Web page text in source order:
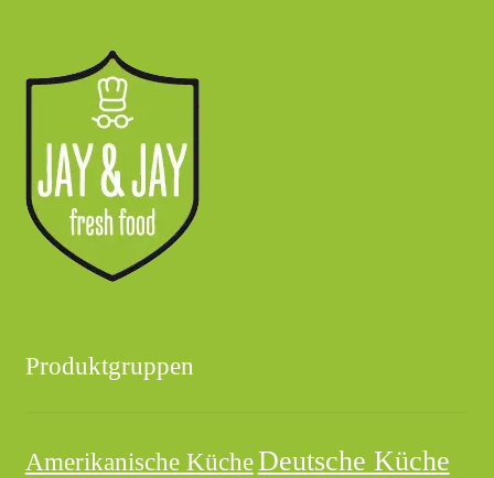
Produktgruppen
Amerikanische KücheDeutsche Küche